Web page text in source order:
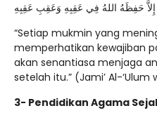
حَفِظَهُ اللهُ فِي عَقِبِهِ وَعَقِبِ عَقِبِهِ
“Setiap mukmin yang
memperhatikan kewajiban
akan senantiasa menjaga
setelah itu.” (Jami’ Al-‘Ulum
3- Pendidikan Agama